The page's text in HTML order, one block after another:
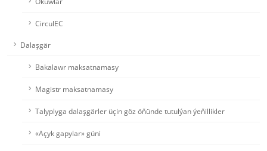
CirculEC
Dalaşgär
Bakalawr maksatnamasy
Magistr maksatnamasy
Talyplyga dalaşgärler üçin göz öňünde tutulýan ýeňillikler
«Açyk gapylar» güni